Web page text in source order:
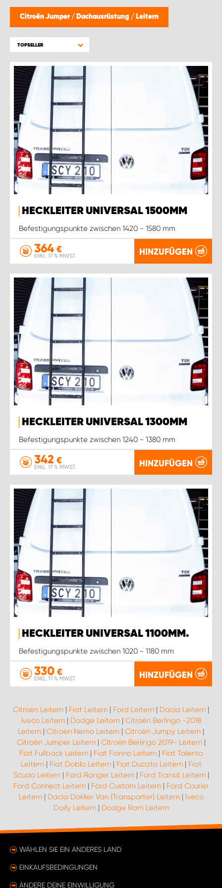
Citroën Jumper / Dachausrüstung / Leitern
TOPSELLER
HECKLEITER UNIVERSAL 1500MM
Befestigungspunkte zwischen 1420 - 1580 mm
364 €
EXKL. 17 % MWST. HINZUFÜGEN
HECKLEITER UNIVERSAL 1300MM
Befestigungspunkte zwischen 1240 - 1380 mm
342 €
EXKL. 17 % MWST. HINZUFÜGEN
HECKLEITER UNIVERSAL 1100MM.
Befestigungspunkte zwischen 1020 - 1180 mm
330 €
EXKL. 17 % MWST. HINZUFÜGEN
Citroën Leitern | Fiat Leitern | Ford Leitern | Dacia Leitern |
Iveco Leitern| Dodge Leitern| Citroën Berlingo -2018
Leitern | Citroën Nemo Leitern | Citroën Jumpy Leitern |
Citroën Jumper Leitern| Citroën Berlingo 2019- Leitern|
Fiat Fullback Leitern| Fiat Fiorino Leitern| Fiat Talento
Leitern| Fiat Doblo Leitern| Fiat Ducato Leitern| Fiat
Scudo Leitern| Ford Ranger Leitern| Ford Transit Leitern|
Ford Connect Leitern| Ford Custom Leitern| Ford Courier
Leitern| Dacia Dokker Van (Transporter) Leitern| Iveco
Daily Leitern| Dodge Ram Leitern
WÄHLEN SIE EIN ANDERES LAND
EINKAUFSBEDINGUNGEN
ÄNDERE DEINE EINWILLIGUNG